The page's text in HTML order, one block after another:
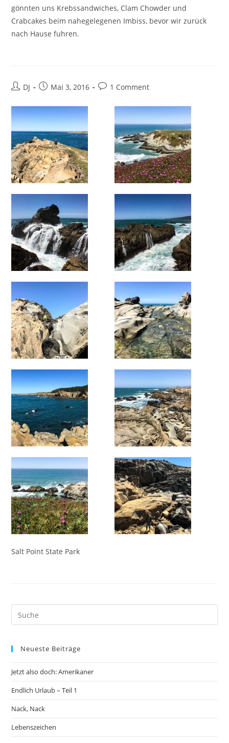
gönnten uns Krebssandwiches, Clam Chowder und
Crabcakes beim nahegelegenen Imbiss, bevor wir zurück
nach Hause fuhren.
Beitrags-
DJ
BeitragMai 3, 2016
Beitrags-
1 Comment
Salt Point State Park
Neueste Beiträge
Jetzt also doch: Amerikaner
Endlich Urlaub – Teil 1
Nack, Nack
Lebenszeichen